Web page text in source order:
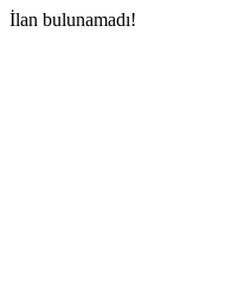
İlan bulunamadı!